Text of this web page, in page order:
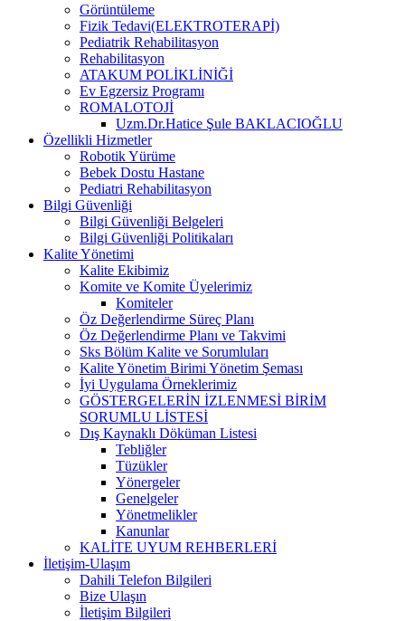
Görüntüleme
Fizik Tedavi(ELEKTROTERAPİ)
Pediatrik Rehabilitasyon
Rehabilitasyon
ATAKUM POLİKLİNİĞİ
Ev Egzersiz Programı
ROMALOTOJİ
Uzm.Dr.Hatice Şule BAKLACIOĞLU
Özellikli Hizmetler
Robotik Yürüme
Bebek Dostu Hastane
Pediatri Rehabilitasyon
Bilgi Güvenliği
Bilgi Güvenliği Belgeleri
Bilgi Güvenliği Politikaları
Kalite Yönetimi
Kalite Ekibimiz
Komite ve Komite Üyelerimiz
Komiteler
Öz Değerlendirme Süreç Planı
Öz Değerlendirme Planı ve Takvimi
Sks Bölüm Kalite ve Sorumluları
Kalite Yönetim Birimi Yönetim Şeması
İyi Uygulama Örneklerimiz
GÖSTERGELERİN İZLENMESİ BİRİM
SORUMLU LİSTESİ
Dış Kaynaklı Döküman Listesi
Tebliğler
Tüzükler
Yönergeler
Genelgeler
Yönetmelikler
Kanunlar
KALİTE UYUM REHBERLERİ
İletişim-Ulaşım
Dahili Telefon Bilgileri
Bize Ulaşın
İletişim Bilgileri